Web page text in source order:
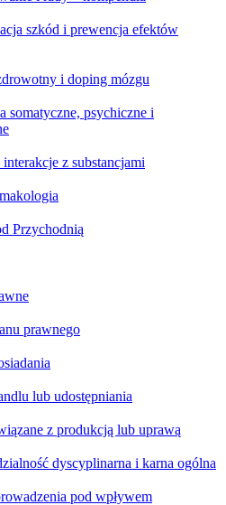
szkód i prewencja efektów
i doping mózgu
psychiczne i
z substancjami
prawnego
lub udostępniania
z produkcją lub uprawą
dyscyplinarna i karna ogólna
pod wpływem